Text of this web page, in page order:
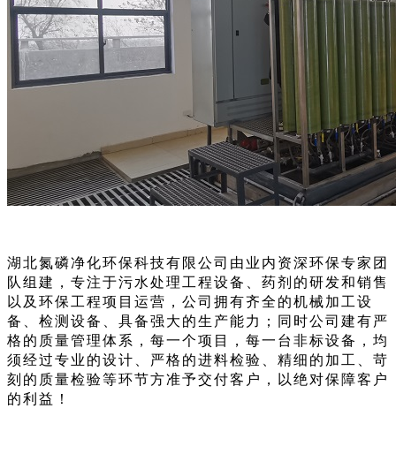
湖北氮磷净化环保科技有限公司由业内资深环保专家团
队组建，专注于污水处理工程设备、药剂的研发和销售
以及环保工程项目运营， 公司拥有齐全的机械加工设
备、检测设备、具备强大的生产能力；同时公司建有严
格的质量管理体系，每一个项目，每一台非标设备，均
须经过专业的设计、严格的进料检验、精细的加工、苛
刻的质量检验等环节方准予交付客户，以绝对保障客户
的利益！